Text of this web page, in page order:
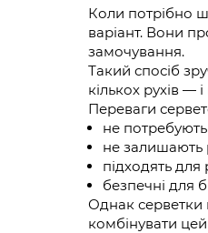
Коли потрібно
варіант. Вони
замочування.
Такий спосіб
кількох рухів —
Переваги
не
не залишають
підходять для
безпечні для
Однак серветки
комбінувати